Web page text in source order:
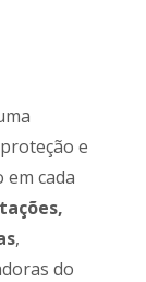
e
cada
,
do